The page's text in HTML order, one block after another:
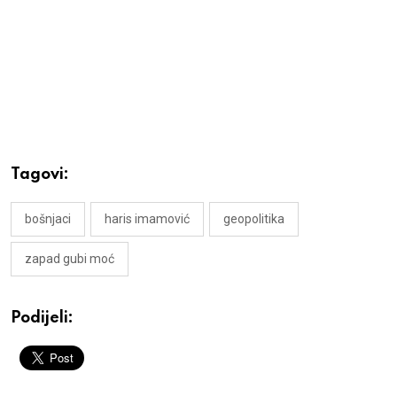
Tagovi:
bošnjaci haris imamović geopolitika
zapad gubi moć
Podijeli: